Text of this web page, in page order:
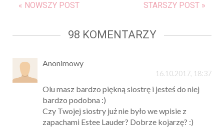
« NOWSZY POST STARSZY POST »
98 KOMENTARZY
Anonimowy
16.10.2017, 18:37
Olu masz bardzo piękną siostrę i jesteś do niej
bardzo podobna :)
Czy Twojej siostry już nie było we wpisie z
zapachami Estee Lauder? Dobrze kojarzę? :)